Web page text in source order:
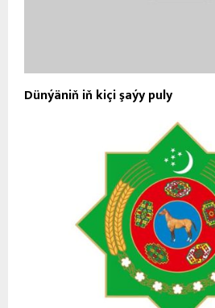
Dünýäniň iň kiçi şaýy puly